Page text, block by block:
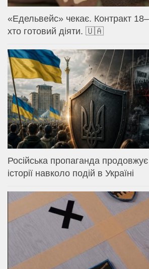
«Едельвейс» чекає. Контракт
хто готовий діяти. 🇺🇦
Російська пропаганда
історії навколо подій в Україні